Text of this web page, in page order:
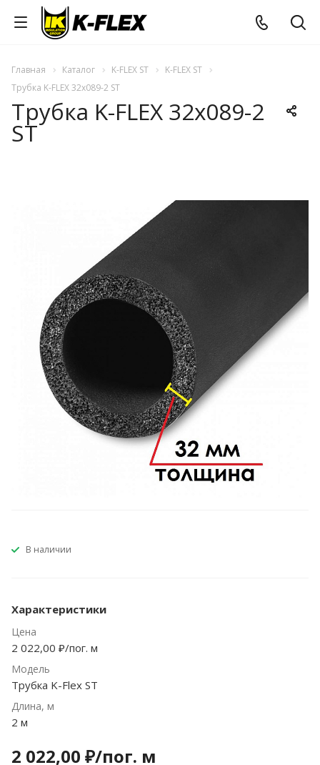
Главная Каталог K-FLEX ST
K-FLEX ST
Трубка K-FLEX 32x089-2 ST
Трубка K-FLEX 32x089-2
ST
В наличии
Характеристики
Цена
2 022,00 ₽/пог. м
Модель
Трубка K-Flex ST
Длина, м
2 м
2 022,00 ₽/пог. м